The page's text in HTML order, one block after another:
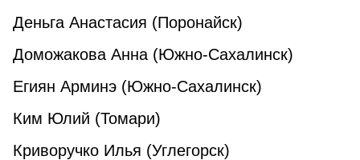
Деньга Анастасия (Поронайск)
Доможакова Анна (Южно-Сахалинск)
Егиян Арминэ (Южно-Сахалинск)
Ким Юлий (Томари)
Криворучко Илья (Углегорск)